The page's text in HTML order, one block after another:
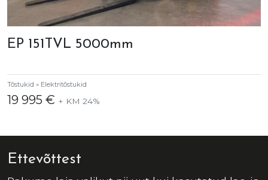
EP 151TVL 5000mm
Tõstukid » Elektritõstukid
19 995 € + KM 24%
Ettevõttest